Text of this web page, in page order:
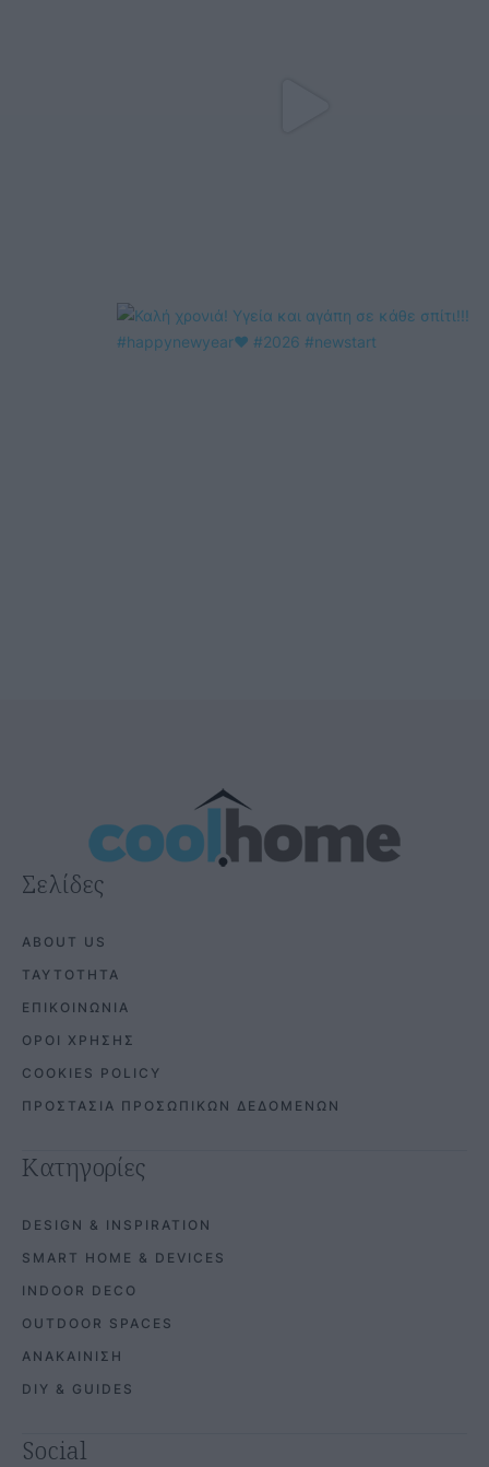
Σελίδες
ABOUT US
ΤΑΥΤΟΤΗΤΑ
ΕΠΙΚΟΙΝΩΝΙΑ
ΟΡΟΙ ΧΡΗΣΗΣ
COOKIES POLICY
ΠΡΟΣΤΑΣΙΑ ΠΡΟΣΩΠΙΚΩΝ ΔΕΔΟΜΕΝΩΝ
Κατηγορίες
DESIGN & INSPIRATION
SMART HOME & DEVICES
INDOOR DECO
OUTDOOR SPACES
ΑΝΑΚΑΙΝΙΣΗ
DIY & GUIDES
Social